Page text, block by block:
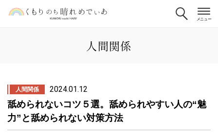
人間関係
人間関係 2024.01.12
舐められないコツ５選。舐められやすい人の“魅
力”と舐められない対策方法